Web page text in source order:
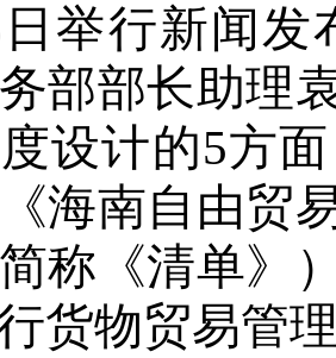
举行新闻
部部长助理
设计的5方
海南自由贸
简称《清单》
货物贸易管